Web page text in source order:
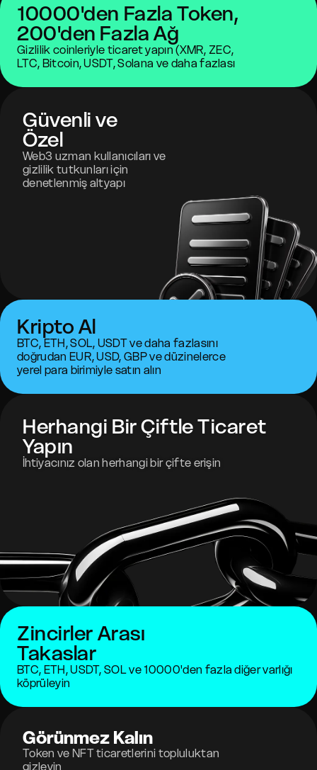
10000'den Fazla Token,
200'den Fazla Ağ
Gizlilik coinleriyle ticaret yapın (XMR, ZEC,
LTC, Bitcoin, USDT, Solana ve daha fazlası
Güvenli ve
Özel
Web3 uzman kullanıcıları ve
gizlilik tutkunları için
denetlenmiş altyapı
Herhangi Bir Çiftle Ticaret
Yapın
İhtiyacınız olan herhangi bir çifte erişin
Kripto Al
BTC, ETH, SOL, USDT ve daha fazlasını
doğrudan EUR, USD, GBP ve düzinelerce
yerel para birimiyle satın alın
Zincirler Arası
Takaslar
BTC, ETH, USDT, SOL ve 10000'den fazla diğer varlığı
köprüleyin
Görünmez Kalın
Token ve NFT ticaretlerini topluluktan
gizleyin